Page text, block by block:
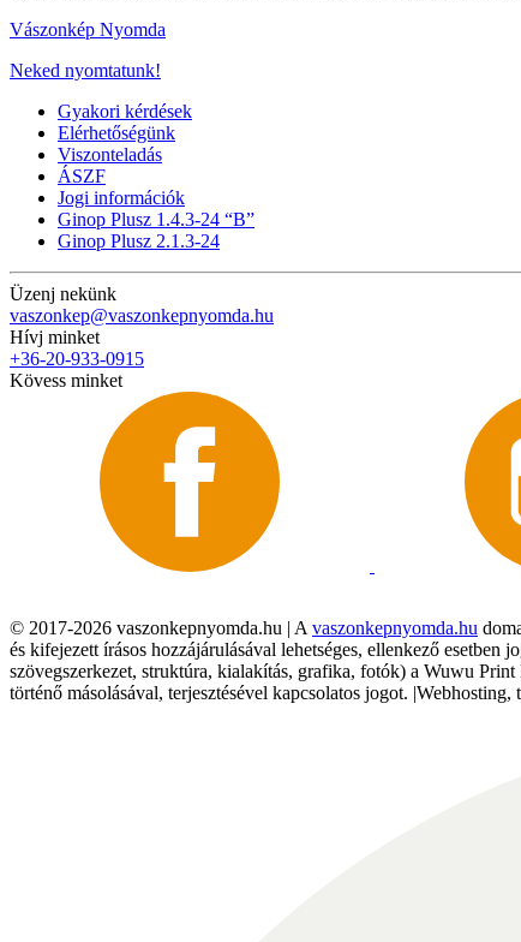
Vászonkép Nyomda
Neked nyomtatunk!
Gyakori kérdések
Elérhetőségünk
Viszonteladás
ÁSZF
Jogi információk
Ginop Plusz 1.4.3-24 “B”
Ginop Plusz 2.1.3-24
Üzenj nekünk
vaszonkep@vaszonkepnyomda.hu
Hívj minket
+36-20-933-0915
Kövess minket
© 2017-2026 vaszonkepnyomda.hu | A vaszonkepnyomda.hu
és kifejezett írásos hozzájárulásával lehetséges, ellenkező esetben
szövegszerkezet, struktúra, kialakítás, grafika, fotók) a Wuwu
történő másolásával, terjesztésével kapcsolatos jogot.